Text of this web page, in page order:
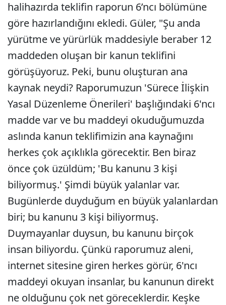
halihazırda teklifin raporun 6’ncı bölümüne
göre hazırlandığını ekledi. Güler, "Şu anda
yürütme ve yürürlük maddesiyle beraber 12
maddeden oluşan bir kanun teklifini
görüşüyoruz. Peki, bunu oluşturan ana
kaynak neydi? Raporumuzun 'Sürece İlişkin
Yasal Düzenleme Önerileri' başlığındaki 6'ncı
madde var ve bu maddeyi okuduğumuzda
aslında kanun teklifimizin ana kaynağını
herkes çok açıklıkla görecektir. Ben biraz
önce çok üzüldüm; 'Bu kanunu 3 kişi
biliyormuş.' Şimdi büyük yalanlar var.
Bugünlerde duyduğum en büyük yalanlardan
biri; bu kanunu 3 kişi biliyormuş.
Duymayanlar duysun, bu kanunu birçok
insan biliyordu. Çünkü raporumuz aleni,
internet sitesine giren herkes görür, 6'ncı
maddeyi okuyan insanlar, bu kanunun direkt
ne olduğunu çok net göreceklerdir. Keşke